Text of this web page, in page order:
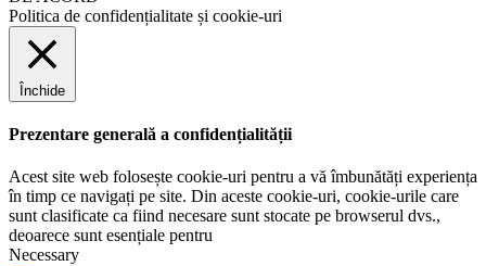
Politica de confidențialitate și cookie-uri
Închide
Prezentare generală a confidențialității
Acest site web folosește cookie-uri pentru a vă îmbunătăți experiența
în timp ce navigați pe site. Din aceste cookie-uri, cookie-urile care
sunt clasificate ca fiind necesare sunt stocate pe browserul dvs.,
deoarece sunt esențiale pentru
Necessary